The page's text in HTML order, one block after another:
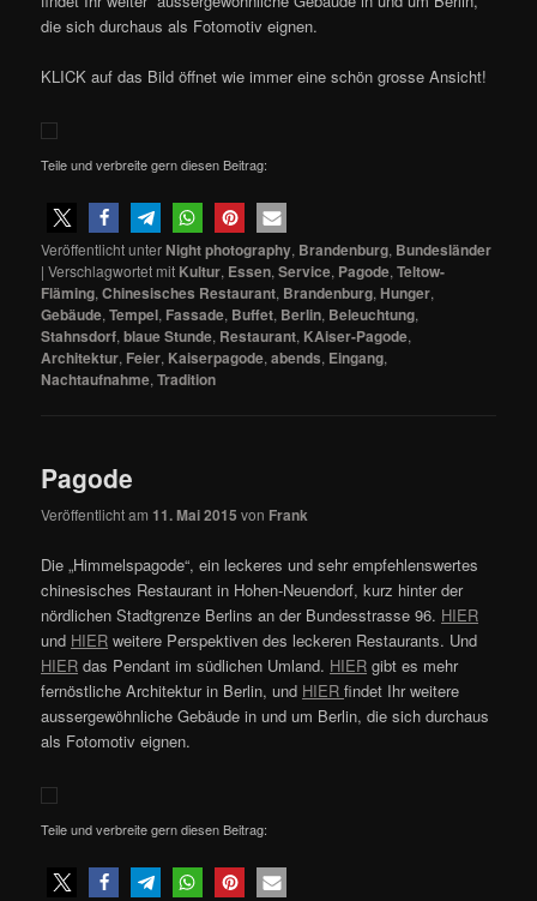
die sich durchaus als Fotomotiv eignen.
KLICK auf das Bild öffnet wie immer eine schön grosse Ansicht!
Teile und verbreite gern diesen Beitrag:
Veröffentlicht unter Night photography, Brandenburg, Bundesländer
|Verschlagwortet mit Kultur, Essen,Service, Pagode,Teltow-
Fläming,Chinesisches Restaurant, Brandenburg, Hunger,
Gebäude,Tempel, Fassade, Buffet, Berlin, Beleuchtung,
Stahnsdorf,blaue Stunde, Restaurant, KAiser-Pagode,
Architektur, Feier, Kaiserpagode,abends, Eingang,
Nachtaufnahme,Tradition
Pagode
Veröffentlicht am 11. Mai 2015 von Frank
Die „Himmelspagode“, ein leckeres und sehr empfehlenswertes
chinesisches Restaurant in Hohen-Neuendorf, kurz hinter der
nördlichen Stadtgrenze Berlins an der Bundesstrasse 96. HIER
und HIER weitere Perspektiven des leckeren Restaurants. Und
HIER das Pendant im südlichen Umland. HIER gibt es mehr
fernöstliche Architektur in Berlin, und HIERfindet Ihr weitere
aussergewöhnliche Gebäude in und um Berlin, die sich durchaus
als Fotomotiv eignen.
Teile und verbreite gern diesen Beitrag: